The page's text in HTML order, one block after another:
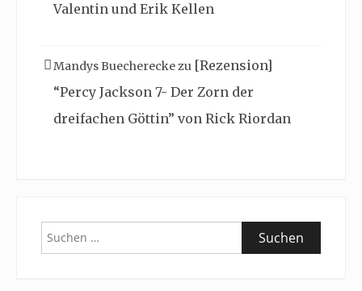
Valentin und Erik Kellen
Mandys Buechereckezu [Rezension]
“Percy Jackson 7- Der Zorn der
dreifachen Göttin” von Rick Riordan
Suchen
nach: